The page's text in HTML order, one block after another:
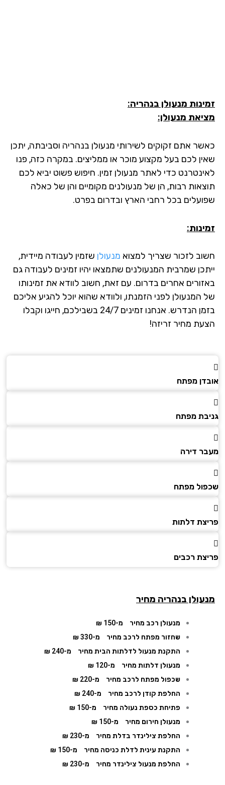
מנעולן בנהריה:
מנעולן:
אתם זקוקים לשירותי מנעולן בנהריה וסביבתה, יתכן
לכם בעל מקצוע מוכר או ממליצים. במקרה כזה, פנו
כדי לאתר מנעולן זמין. חיפוש פשוט יביא לכם
רבות, הן של מנעולנים מקומיים והן של כאלה
בכל רחבי הארץ ובדרום בפרט.
לזכור שצריך למצואמנעולןשזמין לעבודה מיידית,
שמרבית המנעולנים שתמצאו יהיו זמינים לעבודה גם
אחרים בדרום. עם זאת, חשוב לוודא את זמינותו
המנעולן לפני הזמנתו, ולוודא שהוא יוכל להגיע אליכם
בזמן הנדרש. אנחנו זמינים 24/7 בשבילכם, חייגו וקבלו
מחיר זריזה!
מפתח
מפתח
דירה
מפתח
דלתות
רכבים
בנהריה מחיר
מנעולן רכב מחיר
מ-150 ₪
שחזור מפתח לרכב מחיר
מ-330 ₪
התקנת מנעול לדלתות הבית מחיר
מ-240 ₪
מנעולן דלתות מחיר
מ-120 ₪
שכפול מפתח לרכב מחיר
מ-220 ₪
החלפת קודן לרכב מחיר
מ-240 ₪
פתיחת כספת נעולה מחיר
מ-150 ₪
מנעולן חירום מחיר
מ-150 ₪
החלפת צילינדר בדלת מחיר
מ-230 ₪
התקנת עינית לדלת כניסה מחיר
מ-150 ₪
החלפת מנעול צילינדר מחיר
מ-230 ₪